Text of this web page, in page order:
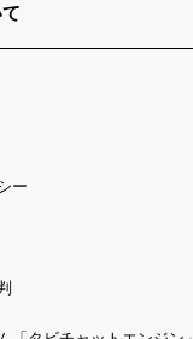
ー